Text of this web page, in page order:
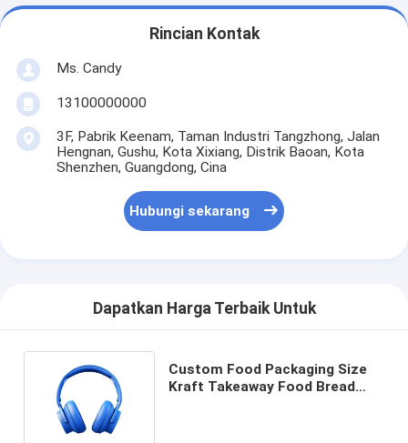
Rincian Kontak
Ms. Candy
13100000000
3F, Pabrik Keenam, Taman Industri Tangzhong, Jalan
Hengnan, Gushu, Kota Xixiang, Distrik Baoan, Kota
Shenzhen, Guangdong, Cina
Hubungi sekarang
Dapatkan Harga Terbaik Untuk
Custom Food Packaging Size
Kraft Takeaway Food Bread